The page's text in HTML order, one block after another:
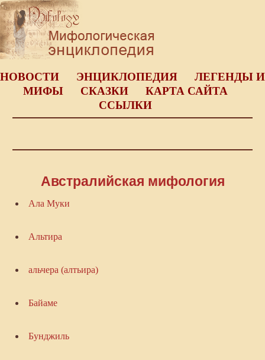
НОВОСТИ ЭНЦИКЛОПЕДИЯ
ЛЕГЕНДЫ И
МИФЫ
СКАЗКИ
КАРТА САЙТА
ССЫЛКИ
Австралийская мифология
Ала Муки
Альтира
альчера (алтьира)
Байаме
Бунджиль